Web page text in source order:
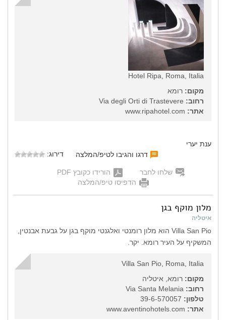
Hotel Ripa, Roma, Italia
מקום: רומא
רחוב:
אתר:
ענת יערי
דרגו והגיבו לטיפ/המלצה
דירוג:
שלחו לחבר
הורידו כקובץ PDF
הדפיסו טיפ/המלצה
מלון מוקף בגן
איטליה
Villa San Pio הוא מלון רומנטי ואלגנטי מוקף בגן על גבעת אבנטין,
המשקיף על העיר רומא. יקר.
Villa San Pio, Roma, Italia
מקום: רומא, איטליה
רחוב:
טלפון:
אתר: